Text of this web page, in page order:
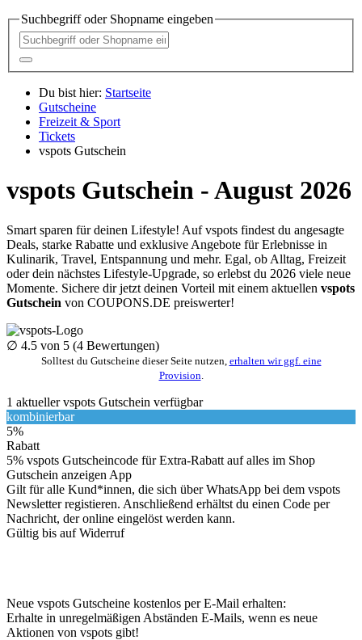
Suchbegriff oder Shopname eingeben
Du bist hier: Startseite
Gutscheine
Freizeit & Sport
Tickets
vspots Gutschein
vspots Gutschein - August 2026
Smart sparen für deinen Lifestyle! Auf vspots findest du angesagte
Deals, starke Rabatte und exklusive Angebote für Erlebnisse in
Kulinarik, Travel, Entspannung und mehr. Egal, ob Alltag, Freizeit
oder dein nächstes Lifestyle-Upgrade, so erlebst du 2026 viele neue
Momente. Sichere dir jetzt deinen Vorteil mit einem aktuellen vspots
Gutschein von COUPONS.DE preiswerter!
∅ 4.5 von 5 (4 Bewertungen)
Solltest du Gutscheine dieser Seite nutzen, erhalten wir ggf. eine
Provision
1 aktueller vspots Gutschein verfügbar
kombinierbar
5%
Rabatt
5% vspots Gutscheincode für Extra-Rabatt auf alles im Shop
Gutschein anzeigen App
Gilt für alle Kund*innen, die sich über WhatsApp bei dem vspots
Newsletter registieren. Anschließend erhältst du einen Code per
Nachricht, der online eingelöst werden kann.
Gültig bis auf Widerruf
Neue vspots Gutscheine kostenlos per E-Mail erhalten:
Erhalte in unregelmäßigen Abständen E-Mails, wenn es neue
Aktionen von vspots gibt!